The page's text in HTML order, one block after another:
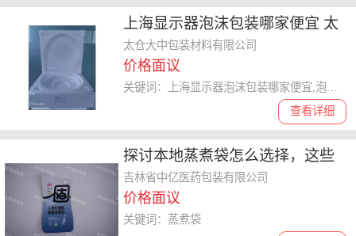
上海显示器泡沫包装哪家便宜 太
仓大中包装材料供应
太仓大中包装材料有限公司
价格面议
查看详细
探讨本地蒸煮袋怎么选择，这些
厂家口碑**棒
吉林省中亿医药包装有限公司
价格面议
关键词：蒸煮袋